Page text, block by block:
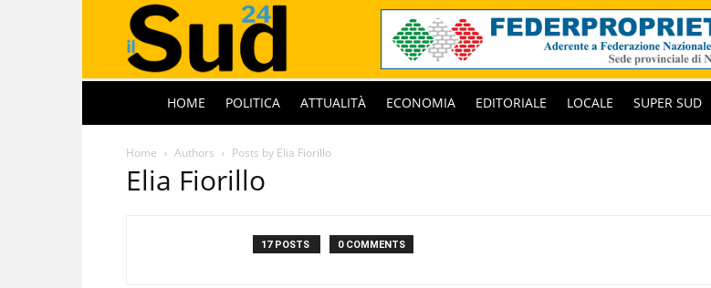
HOME POLITICA ATTUALITÀ ECONOMIA EDITORIALE LOCALE SUPER SUD
Home Authors Posts by Elia Fiorillo
Elia Fiorillo
17 POSTS 0 COMMENTS